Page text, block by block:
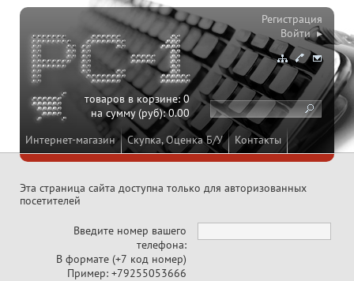
Интернет-магазин Скупка, Оценка Б/У Контакты
товаров в корзине:0
на сумму (руб):0.00
Регистрация
Войти ▸
Эта страница сайта доступна только для авторизованных
посетителей
Введите номер вашего
телефона:
В формате (+7 код номер)
Пример: +79255053666